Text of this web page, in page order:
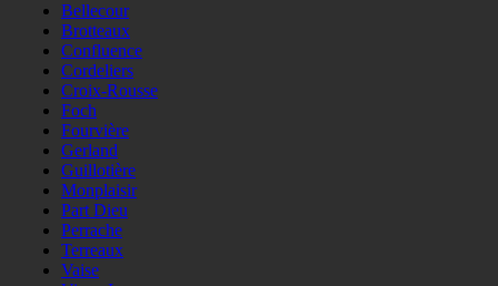
Bellecour
Brotteaux
Confluence
Cordeliers
Croix-Rousse
Foch
Fourvière
Gerland
Guillotière
Monplaisir
Part Dieu
Perrache
Terreaux
Vaise